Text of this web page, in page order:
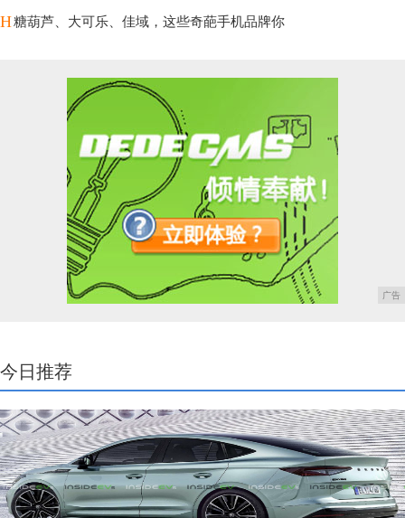
H糖葫芦、大可乐、佳域，这些奇葩手机品牌你
广告
今日推荐